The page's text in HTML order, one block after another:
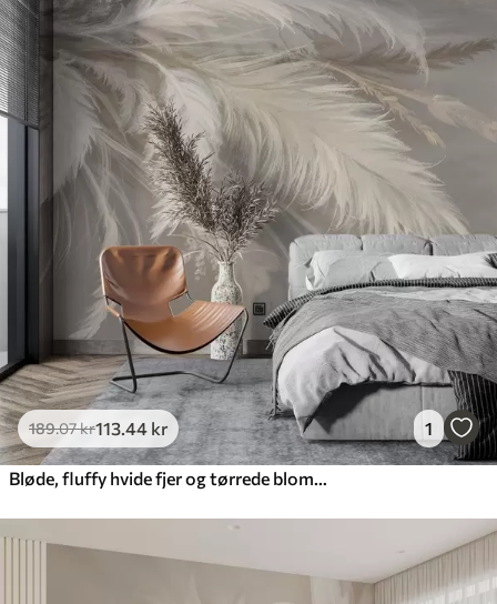
189.07kr113 .44 kr 1